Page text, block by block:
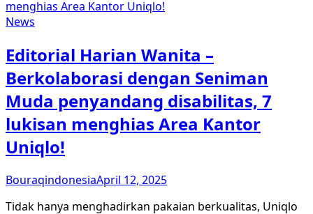
News
Editorial Harian Wanita –
Berkolaborasi dengan Seniman
Muda penyandang disabilitas, 7
lukisan menghias Area Kantor
Uniqlo!
BouraqindonesiaApril 12, 2025
Tidak hanya menghadirkan pakaian berkualitas, Uniqlo